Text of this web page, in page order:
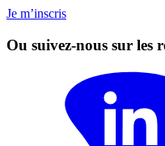
d
t
Je m’inscris
Ou suivez-nous sur les